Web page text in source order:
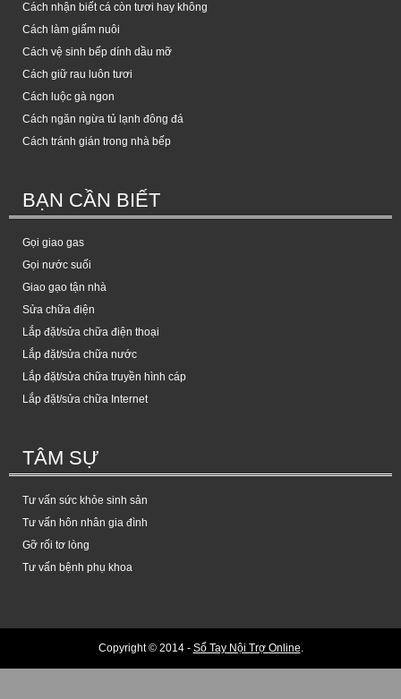
Cách nhận biết cá còn tươi hay không
Cách làm giấm nuôi
Cách vệ sinh bếp dính dầu mỡ
Cách giữ rau luôn tươi
Cách luộc gà ngon
Cách ngăn ngừa tủ lạnh đông đá
Cách tránh gián trong nhà bếp
BẠN CẦN BIẾT
Gọi giao gas
Gọi nước suối
Giao gạo tận nhà
Sửa chữa điện
Lắp đặt/sửa chữa điện thoại
Lắp đặt/sửa chữa nước
Lắp đặt/sửa chữa truyền hình cáp
Lắp đặt/sửa chữa Internet
TÂM SỰ
Tư vấn sức khỏe sinh sản
Tư vấn hôn nhân gia đình
Gỡ rối tơ lòng
Tư vấn bệnh phụ khoa
Copyright © 2014 - Sổ Tay Nội Trợ Online.